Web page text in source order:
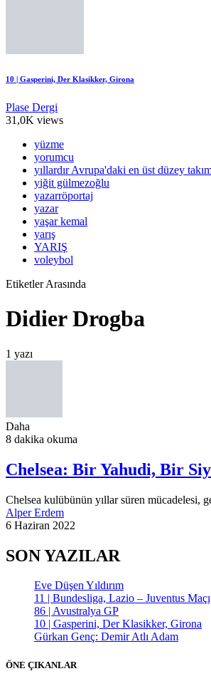
10 | Gasperini, Der Klasikker, Girona
Plase Dergi
31,0K views
yüzme
yorumcu
yıllardır Avrupa'daki en üst düzey
yiğit gülmezoğlu
yazarröportaj
yazar
yaşar kemal
yarış
YARIŞ
voleybol
Etiketler Arasında
Didier Drogba
1 yazı
Daha
8 dakika okuma
Chelsea: Bir Yahudi, Bir
Chelsea kulübünün yıllar süren mücadelesi,
Alper Erdem
6 Haziran 2022
SON YAZILAR
Eve Düşen Yıldırım
11 | Bundesliga, Lazio – Juventus
86 | Avustralya GP
10 | Gasperini, Der Klasikker, Girona
Gürkan Genç: Demir Atlı Adam
ÖNE ÇIKANLAR